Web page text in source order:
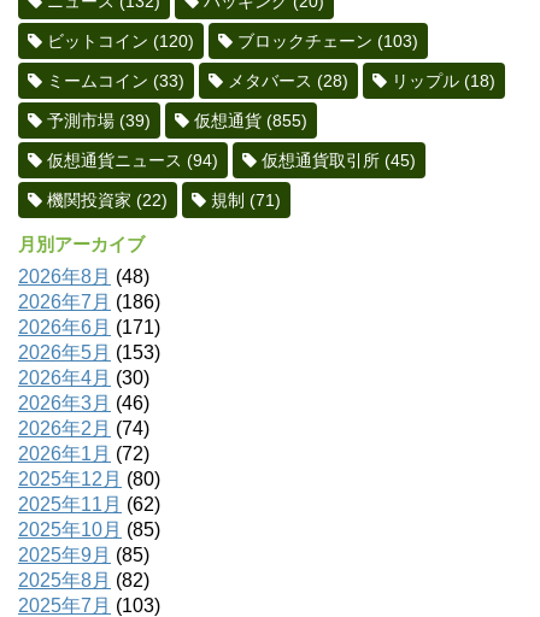
ビットコイン (120) ブロックチェーン (103)
ミームコイン (33) メタバース (28) リップル (18)
予測市場 (39) 仮想通貨 (855)
仮想通貨ニュース (94) 仮想通貨取引所 (45)
機関投資家 (22) 規制 (71)
月別アーカイブ
2026年8月 (48)
2026年7月 (186)
2026年6月 (171)
2026年5月 (153)
2026年4月 (30)
2026年3月 (46)
2026年2月 (74)
2026年1月 (72)
2025年12月 (80)
2025年11月 (62)
2025年10月 (85)
2025年9月 (85)
2025年8月 (82)
2025年7月 (103)